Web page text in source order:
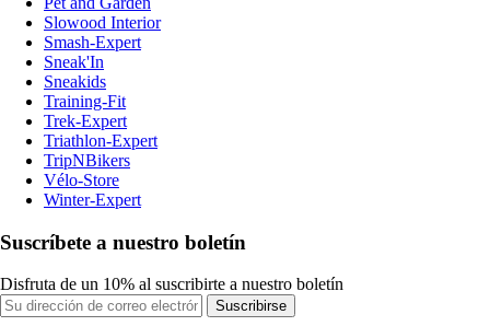
Slowood Interior
Smash-Expert
Sneak'In
Sneakids
Training-Fit
Trek-Expert
Triathlon-Expert
TripNBikers
Vélo-Store
Winter-Expert
Suscríbete a nuestro boletín
Disfruta de un 10% al suscribirte a nuestro boletín
Suscribirse